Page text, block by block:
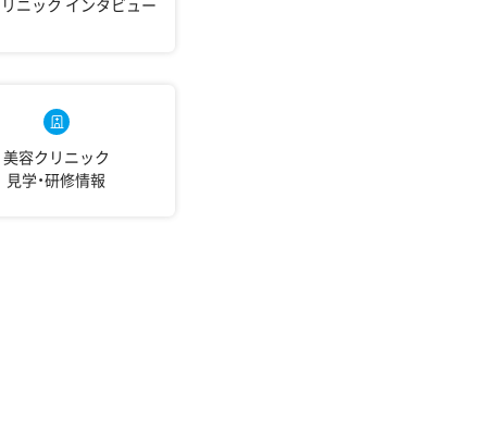
美容クリニック
見学・研修情報